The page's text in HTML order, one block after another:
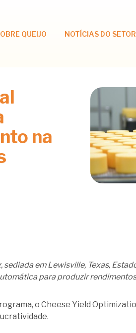
QUEIJO NOTÍCIAS DO SETOR
na
em Lewisville, Texas,
para produzir
o Cheese Yield